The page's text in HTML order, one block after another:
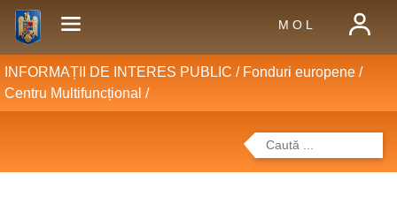
M O L
INFORMAȚII DE INTERES PUBLIC / Fonduri europene/
Centru Multifuncțional /